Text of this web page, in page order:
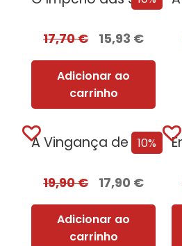
17,70€ 15,93 €
Adicionar ao
carrinho
10%
A Vingança de Roma
19,90€ 17,90 €
Adicionar ao
carrinho